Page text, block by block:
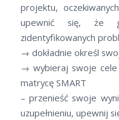
projektu,
upewnić się, że
zidentyfikowanych
→ dokładnie określ
→ wybieraj swoje cele
matrycę SMART
– przenieść swoje
uzupełnieniu, upewnij